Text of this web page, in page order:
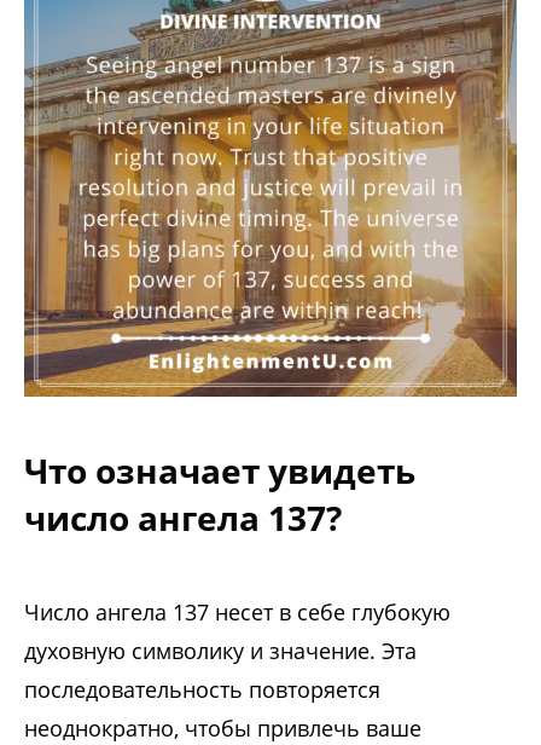
Что означает увидеть
число ангела 137?
Число ангела 137 несет в себе глубокую
духовную символику и значение. Эта
последовательность повторяется
неоднократно, чтобы привлечь ваше